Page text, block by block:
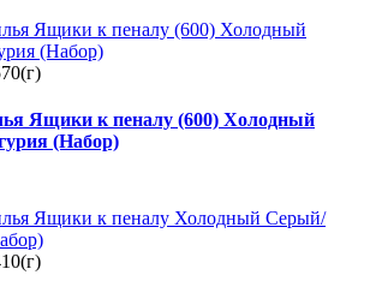
Ящики к пеналу (600) Холодный
(Набор)